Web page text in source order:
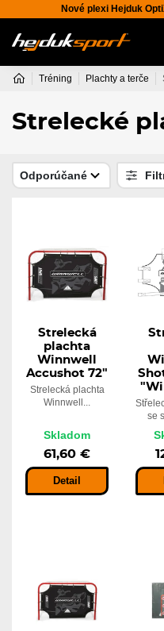
Nové plexi Hejduk
Tréning Plachty a terče
Strelecké
Odporúčané
Strelecká
plachta
Winnwell
Accushot 72"
Strelecká plachta
Winnwell...
Skladom
61,60 €
Detail
se